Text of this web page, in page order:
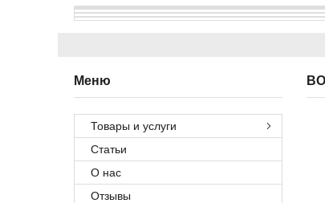
Товары и услуги
Статьи
О нас
Отзывы